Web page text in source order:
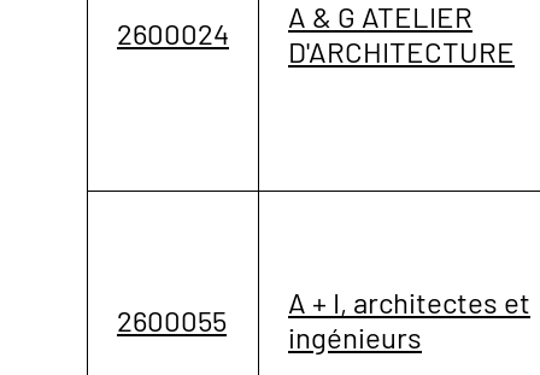
2600024
A & G ATELIER
D'ARCHITECTURE
2600055
A + I, architectes et
ingénieurs